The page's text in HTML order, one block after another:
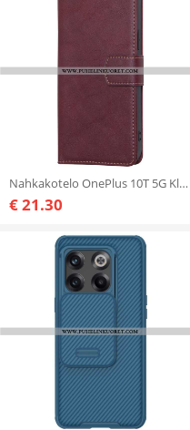
Nahkakotelo OnePlus 10T 5G Klassinen Rfid
€ 21.30